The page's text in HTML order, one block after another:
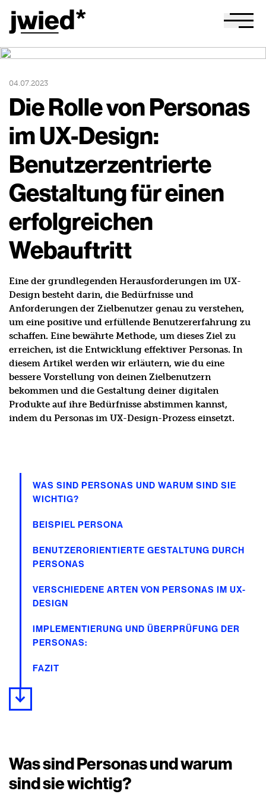
JWIED Startseite
Menu
04.07.2023
Die Rolle von Personas
im UX-Design:
Benutzerzentrierte
Gestaltung für einen
erfolgreichen
Webauftritt
Eine der grundlegenden Herausforderungen im UX-
Design besteht darin, die Bedürfnisse und
Anforderungen der Zielbenutzer genau zu verstehen,
um eine positive und erfüllende Benutzererfahrung zu
schaffen. Eine bewährte Methode, um dieses Ziel zu
erreichen, ist die Entwicklung effektiver Personas. In
diesem Artikel werden wir erläutern, wie du eine
bessere Vorstellung von deinen Zielbenutzern
bekommen und die Gestaltung deiner digitalen
Produkte auf ihre Bedürfnisse abstimmen kannst,
indem du Personas im UX-Design-Prozess einsetzt.
WAS SIND PERSONAS UND WARUM SIND SIE
WICHTIG?
BEISPIEL PERSONA
BENUTZERORIENTIERTE GESTALTUNG DURCH
PERSONAS
VERSCHIEDENE ARTEN VON PERSONAS IM UX-
DESIGN
IMPLEMENTIERUNG UND ÜBERPRÜFUNG DER
PERSONAS:
FAZIT
Was sind Personas und warum
sind sie wichtig?